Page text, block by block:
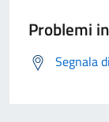
Problemi
Segnala